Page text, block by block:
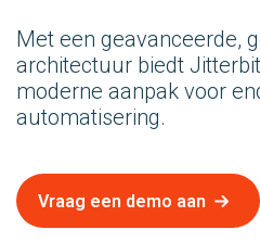
Met een geavanceerde,
architectuur biedt
moderne aanpak voor
automatisering.
Vraag een demo aan